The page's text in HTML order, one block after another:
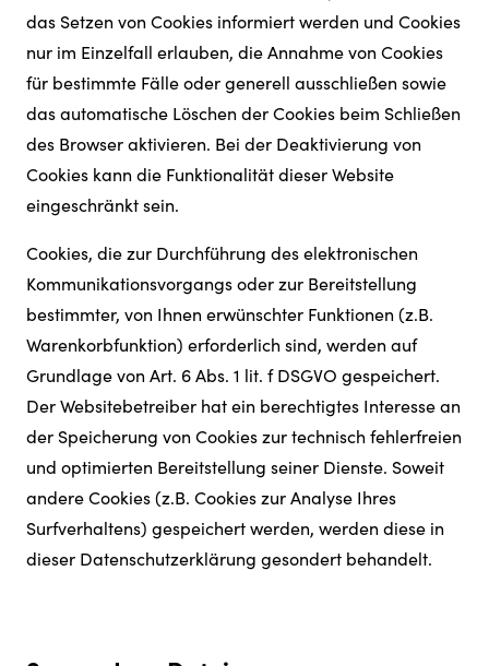
das Setzen von Cookies informiert werden und Cookies
nur im Einzelfall erlauben, die Annahme von Cookies
für bestimmte Fälle oder generell ausschließen sowie
das automatische Löschen der Cookies beim Schließen
des Browser aktivieren. Bei der Deaktivierung von
Cookies kann die Funktionalität dieser Website
eingeschränkt sein.
Cookies, die zur Durchführung des elektronischen
Kommunikationsvorgangs oder zur Bereitstellung
bestimmter, von Ihnen erwünschter Funktionen (z.B.
Warenkorbfunktion) erforderlich sind, werden auf
Grundlage von Art. 6 Abs. 1 lit. f DSGVO gespeichert.
Der Websitebetreiber hat ein berechtigtes Interesse an
der Speicherung von Cookies zur technisch fehlerfreien
und optimierten Bereitstellung seiner Dienste. Soweit
andere Cookies (z.B. Cookies zur Analyse Ihres
Surfverhaltens) gespeichert werden, werden diese in
dieser Datenschutzerklärung gesondert behandelt.